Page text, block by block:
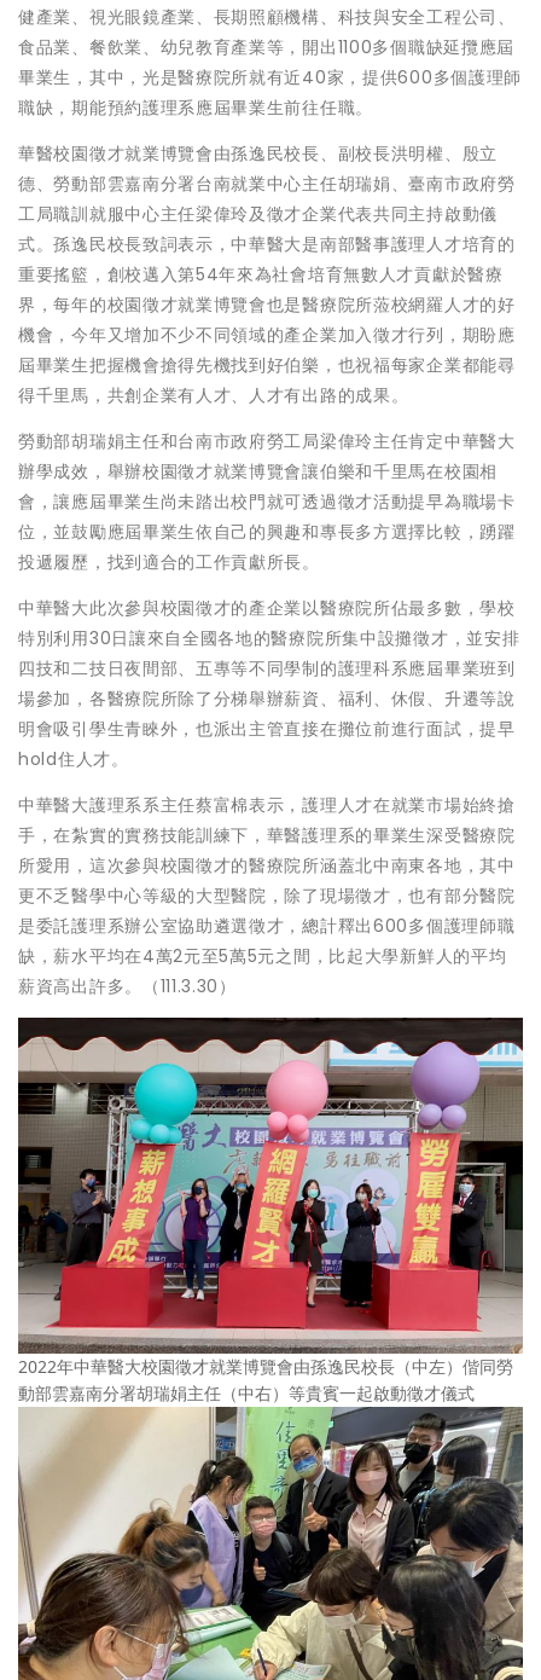
健產業、視光眼鏡產業、長期照顧機構、科技與安全工程公司、
食品業、餐飲業、幼兒教育產業等，開出1100多個職缺延攬應屆
畢業生，其中，光是醫療院所就有近40家，提供600多個護理師
職缺，期能預約護理系應屆畢業生前往任職。
華醫校園徵才就業博覽會由孫逸民校長、副校長洪明權、殷立
德、勞動部雲嘉南分署台南就業中心主任胡瑞娟、臺南市政府勞
工局職訓就服中心主任梁偉玲及徵才企業代表共同主持啟動儀
式。孫逸民校長致詞表示，中華醫大是南部醫事護理人才培育的
重要搖籃，創校邁入第54年來為社會培育無數人才貢獻於醫療
界，每年的校園徵才就業博覽會也是醫療院所蒞校網羅人才的好
機會，今年又增加不少不同領域的產企業加入徵才行列，期盼應
屆畢業生把握機會搶得先機找到好伯樂，也祝福每家企業都能尋
得千里馬，共創企業有人才、人才有出路的成果。
勞動部胡瑞娟主任和台南市政府勞工局梁偉玲主任肯定中華醫大
辦學成效，舉辦校園徵才就業博覽會讓伯樂和千里馬在校園相
會，讓應屆畢業生尚未踏出校門就可透過徵才活動提早為職場卡
位，並鼓勵應屆畢業生依自己的興趣和專長多方選擇比較，踴躍
投遞履歷，找到適合的工作貢獻所長。
中華醫大此次參與校園徵才的產企業以醫療院所佔最多數，學校
特別利用30日讓來自全國各地的醫療院所集中設攤徵才，並安排
四技和二技日夜間部、五專等不同學制的護理科系應屆畢業班到
場參加，各醫療院所除了分梯舉辦薪資、福利、休假、升遷等說
明會吸引學生青睞外，也派出主管直接在攤位前進行面試，提早
hold住人才。
中華醫大護理系系主任蔡富棉表示，護理人才在就業市場始終搶
手，在紮實的實務技能訓練下，華醫護理系的畢業生深受醫療院
所愛用，這次參與校園徵才的醫療院所涵蓋北中南東各地，其中
更不乏醫學中心等級的大型醫院，除了現場徵才，也有部分醫院
是委託護理系辦公室協助遴選徵才，總計釋出600多個護理師職
缺，薪水平均在4萬2元至5萬5元之間，比起大學新鮮人的平均
薪資高出許多。（111.3.30）
2022年中華醫大校園徵才就業博覽會由孫逸民校長（中左）偕同勞
動部雲嘉南分署胡瑞娟主任（中右）等貴賓一起啟動徵才儀式